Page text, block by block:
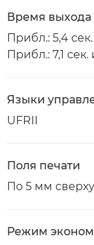
Время выхода
Прибл.: 5,4
Прибл.: 7,1
Языки
UFRII
Поля печати
По 5 мм
Режим